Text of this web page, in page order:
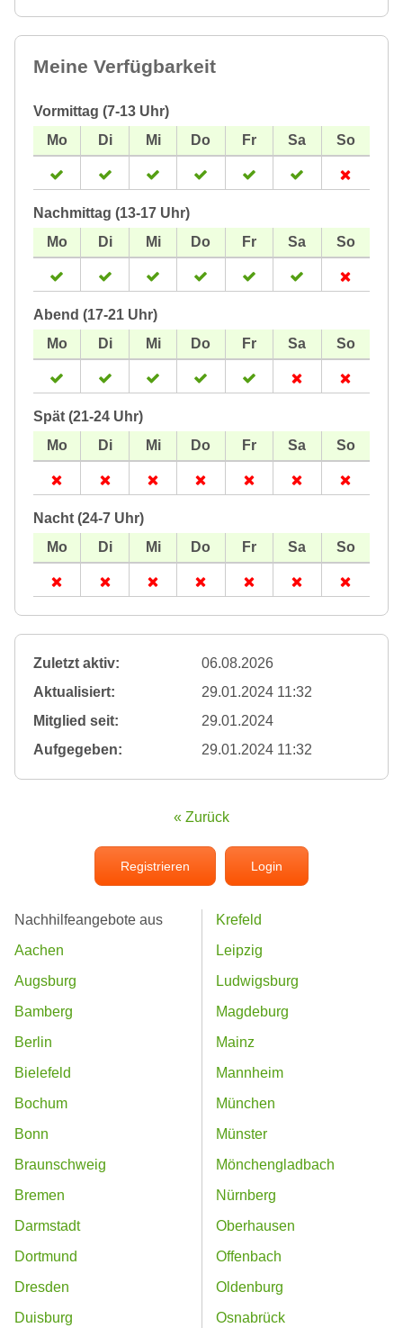
Meine Verfügbarkeit
Vormittag (7-13 Uhr)
Nachmittag (13-17 Uhr)
Abend (17-21 Uhr)
Spät (21-24 Uhr)
Nacht (24-7 Uhr)
Zuletzt aktiv:
06.08.2026
Aktualisiert:
29.01.2024 11:32
Mitglied seit:
29.01.2024
Aufgegeben:
29.01.2024 11:32
« Zurück
Registrieren Login
Nachhilfeangebote aus
Aachen
Augsburg
Bamberg
Berlin
Bielefeld
Bochum
Bonn
Braunschweig
Bremen
Darmstadt
Dortmund
Dresden
Duisburg
Krefeld
Leipzig
Ludwigsburg
Magdeburg
Mainz
Mannheim
München
Münster
Mönchengladbach
Nürnberg
Oberhausen
Offenbach
Oldenburg
Osnabrück